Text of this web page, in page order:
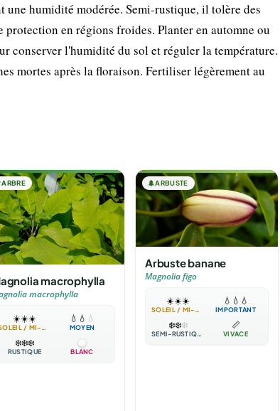
humidité modérée. Semi-rustique, il tolère des
en régions froides. Planter en automne ou
conserver l'humidité du sol et réguler la température.
mortes après la floraison. Fertiliser légèrement au
ARBRE
macrophylla
macrophylla
☀️☀️☀️
SOLEIL / MI-OMBRE
💧 💧 💧
MOYEN
❄️❄️❄️
RUSTIQUE BLANC
🌲ARBUSTE
Arbuste banane
Magnolia figo
☀️☀️☀️
SOLEIL / MI-OMBRE
💧 💧 💧
IMPORTANT
❄️❄️❄️
SEMI-RUSTIQUE
📏
VIVACE